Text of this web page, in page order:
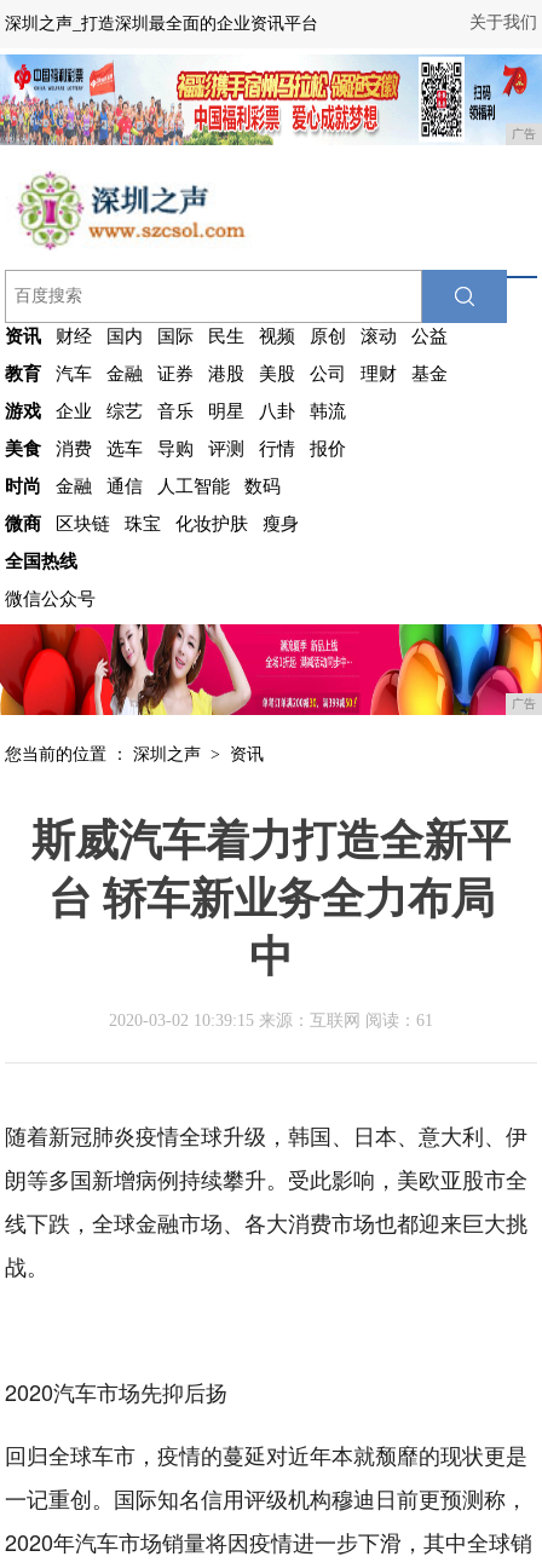
关于我们
深圳之声_打造深圳最全面的企业资讯平台
广告
资讯 财经 国内 国际 民生 视频 原创 滚动
公益
教育
汽车 金融 证券 港股 美股 公司 理财
基金
游戏
企业 综艺 音乐 明星 八卦
韩流
美食
消费 选车 导购 评测 行情
报价
时尚
金融 通信 人工智能
数码
微商
区块链 珠宝 化妆护肤
瘦身
全国热线
微信公众号
广告
您当前的位置 ：深圳之声 > 资讯
斯威汽车着力打造全新平
台 轿车新业务全力布局
中
2020-03-02 10:39:15 来源：互联网 阅读：61
随着新冠肺炎疫情全球升级，韩国、日本、意大利、伊
朗等多国新增病例持续攀升。受此影响，美欧亚股市全
线下跌，全球金融市场、各大消费市场也都迎来巨大挑
战。
2020汽车市场先抑后扬
回归全球车市，疫情的蔓延对近年本就颓靡的现状更是
一记重创。国际知名信用评级机构穆迪日前更预测称，
2020年汽车市场销量将因疫情进一步下滑，其中全球销